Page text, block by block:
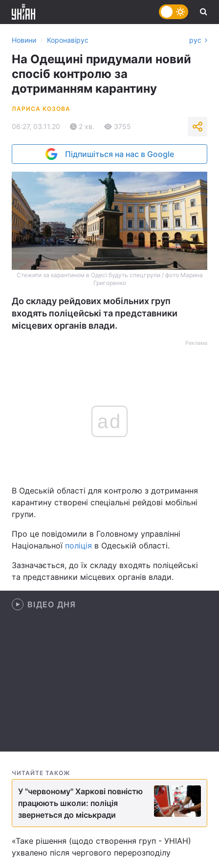
Україна Політика
Спорт Наука
Техно і зв'язок Лайт
Зброя Інциденти
Здоров'я
Контакти
Послуги
Новини › Коронавірус рус
На Одещині придумали новий
спосіб контролю за
дотриманням карантину
ЛАРИСА КОЗОВА
06:27, 03.11.20 2 хв. 3755
Підпишіться на нас в Google
Стежити за карантином в Одесі будуть спецгрупи / фото Марина
Григоренко
До складу рейдових мобільних груп
входять поліцейські та представники
місцевих органів влади.
Реклама
ad
В Одеській області для контролю з дотримання
карантину створені спеціальні рейдові мобільні
групи.
Про це повідомили в Головному управлінні
Національної поліція в Одеській області.
Зазначається, до їх складу входять поліцейські
та представники місцевих органів влади.
ВІДЕО ДНЯ
ЧИТАЙТЕ ТАКОЖ
У "червоному" Харкові повністю
працюють школи: поліція
звернеться до міськради
«Таке рішення (щодо створення груп - УНІАН)
ухвалено після чергового перерозподілу